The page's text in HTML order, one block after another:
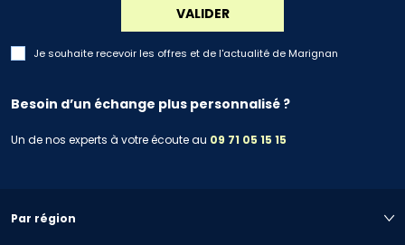
VALIDER
Je souhaite recevoir les offres et de l'actualité de Marignan
Besoin d’un échange plus personnalisé ?
Un de nos experts à votre écoute au 09 71 05 15 15
Par région